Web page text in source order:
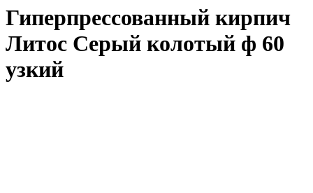
Гиперпрессованный кирпич
Литос Серый колотый ф 60
узкий